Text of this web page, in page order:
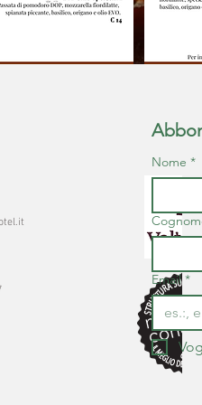
Nome *
Email *